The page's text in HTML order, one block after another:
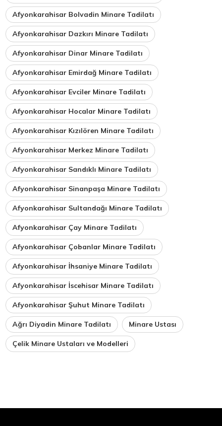
Afyonkarahisar Bolvadin Minare Tadilatı
Afyonkarahisar Dazkırı Minare Tadilatı
Afyonkarahisar Dinar Minare Tadilatı
Afyonkarahisar Emirdağ Minare Tadilatı
Afyonkarahisar Evciler Minare Tadilatı
Afyonkarahisar Hocalar Minare Tadilatı
Afyonkarahisar Kızılören Minare Tadilatı
Afyonkarahisar Merkez Minare Tadilatı
Afyonkarahisar Sandıklı Minare Tadilatı
Afyonkarahisar Sinanpaşa Minare Tadilatı
Afyonkarahisar Sultandağı Minare Tadilatı
Afyonkarahisar Çay Minare Tadilatı
Afyonkarahisar Çobanlar Minare Tadilatı
Afyonkarahisar İhsaniye Minare Tadilatı
Afyonkarahisar İscehisar Minare Tadilatı
Afyonkarahisar Şuhut Minare Tadilatı
Ağrı Diyadin Minare Tadilatı Minare Ustası
Çelik Minare Ustaları ve Modelleri